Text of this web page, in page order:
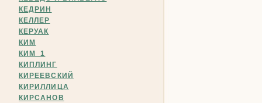
КЕДРИН
КЕЛЛЕР
КЕРУАК
КИМ
КИМ_1
КИПЛИНГ
КИРЕЕВСКИЙ
КИРИЛЛИЦА
КИРСАНОВ